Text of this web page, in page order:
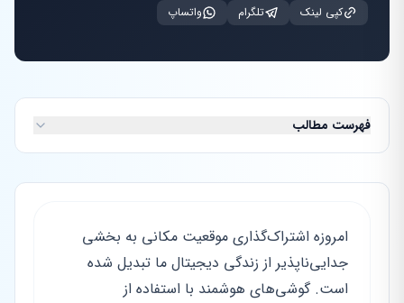
کپی لینک
تلگرام واتساپ
فهرست مطالب
امروزه اشتراک‌گذاری موقعیت مکانی به بخشی
جدایی‌ناپذیر از زندگی دیجیتال ما تبدیل شده
است. گوشی‌های هوشمند با استفاده از